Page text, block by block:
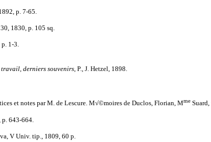
p. 7-65.
1830, p. 105 sq.
1-3.
derniers souvenirs, P., J. Hetzel, 1898.
et notes par M. de Lescure. M√©moires de Duclos, Florian, Mme
p. 643-664.
V Univ. tip., 1809, 60 p.